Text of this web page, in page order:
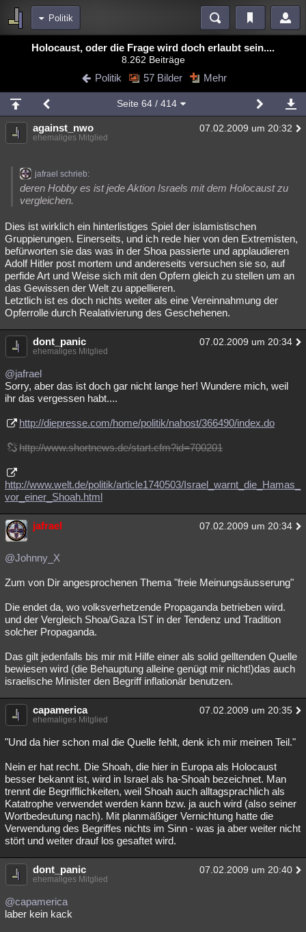
Politik
Bereiche
Blogs Videos
Chat Wiki Neuigkeiten
meine Rubriken
Menschen Wissenschaft Mystery Kriminalfälle
Natur Umfragen Unterhaltung
weitere Rubriken
Philosophie Träume Orte Esoterik Literatur
Astronomie Helpdesk Gruppen Gaming Filme
Musik Clash Verbesserungen Allmystery English
Übersichten
Besucht
Lesenswert Schlüsselwörter
Holocaust, oder die Frage wird doch erlaubt sein....
8.262 Beiträge
Politik 57 Bilder Mehr
Seite 64/ 414
against_nwo 07.02.2009 um 20:32
ehemaliges Mitglied
jafrael schrieb:
deren Hobby es ist jede Aktion Israels mit dem Holocaust zu
vergleichen.
Dies ist wirklich ein hinterlistiges Spiel der islamistischen
Gruppierungen. Einerseits, und ich rede hier von den Extremisten,
befürworten sie das was in der Shoa passierte und applaudieren
Adolf Hitler post mortem und andereseits versuchen sie so, auf
perfide Art und Weise sich mit den Opfern gleich zu stellen um an
das Gewissen der Welt zu appellieren.
Letztlich ist es doch nichts weiter als eine Vereinnahmung der
Opferrolle durch Realativierung des Geschehenen.
dont_panic 07.02.2009 um 20:34
ehemaliges Mitglied
@jafrael
Sorry, aber das ist doch gar nicht lange her! Wundere mich, weil
ihr das vergessen habt....
http://diepresse.com/home/politik/nahost/366490/index.do
http://www.shortnews.de/start.cfm?id=700201
http://www.welt.de/politik/article1740503/Israel_warnt_die_Hamas_
vor_einer_Shoah.html
jafrael 07.02.2009 um 20:34
@Johnny_X
Zum von Dir angesprochenen Thema "freie Meinungsäusserung"
Die endet da, wo volksverhetzende Propaganda betrieben wird.
und der Vergleich Shoa/Gaza IST in der Tendenz und Tradition
solcher Propaganda.
Das gilt jedenfalls bis mir mit Hilfe einer als solid gelltenden Quelle
bewiesen wird (die Behauptung alleine genügt mir nicht!)das auch
israelische Minister den Begriff inflationär benutzen.
capamerica 07.02.2009 um 20:35
ehemaliges Mitglied
"Und da hier schon mal die Quelle fehlt, denk ich mir meinen Teil."
Nein er hat recht. Die Shoah, die hier in Europa als Holocaust
besser bekannt ist, wird in Israel als ha-Shoah bezeichnet. Man
trennt die Begrifflichkeiten, weil Shoah auch alltagsprachlich als
Katatrophe verwendet werden kann bzw. ja auch wird (also seiner
Wortbedeutung nach). Mit planmäßiger Vernichtung hatte die
Verwendung des Begriffes nichts im Sinn - was ja aber weiter nicht
stört und weiter drauf los gesaftet wird.
dont_panic 07.02.2009 um 20:40
ehemaliges Mitglied
@capamerica
laber kein kack